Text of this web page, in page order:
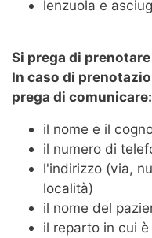
lenzuola e
Si prega di
In caso di
prega di comunicare:
il nome e il
il numero di
l'indirizzo (via,
località)
il nome del
il reparto in cui